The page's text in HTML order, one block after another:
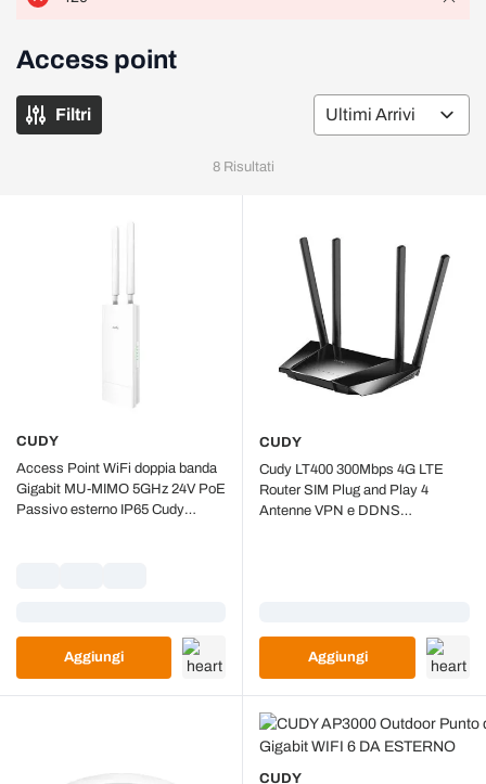
Access point
Filtri
8Risultati
CUDY
Access Point WiFi doppia banda
Gigabit MU-MIMO 5GHz 24V PoE
Passivo esterno IP65 Cudy
Aggiungi
CUDY
Cudy LT400 300Mbps 4G LTE
Router SIM Plug and Play 4
Antenne VPN e DDNS
Aggiungi
CUDY